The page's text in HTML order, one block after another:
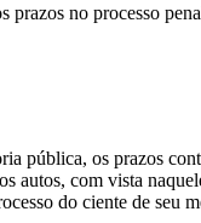
prazos no processo
pública, os prazos
autos, com vista
do ciente de seu